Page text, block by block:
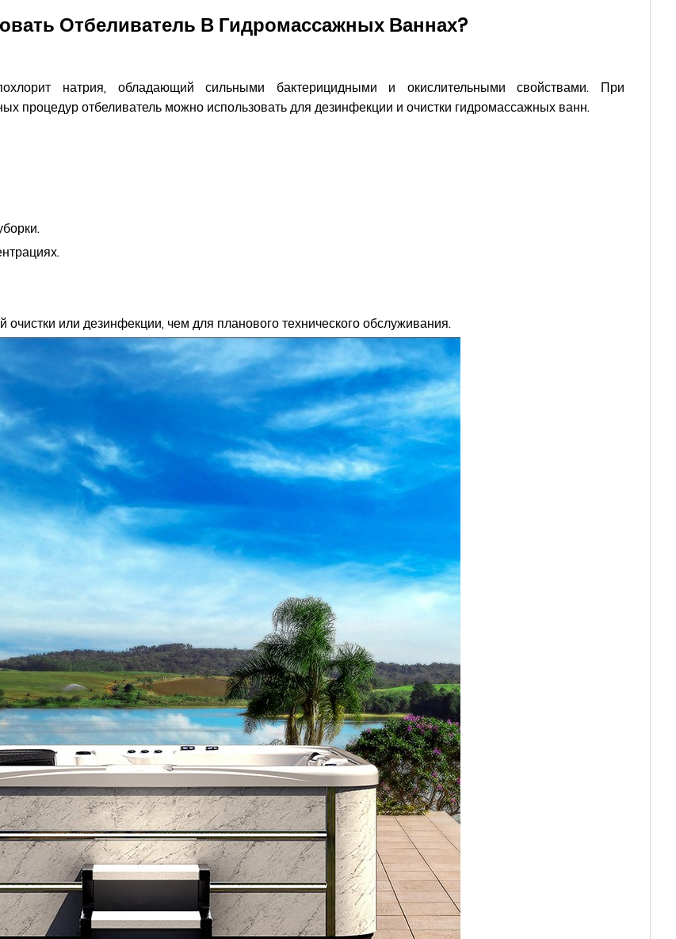
Отбеливатель В Гидромассажных Ваннах?
натрия, обладающий сильными бактерицидными и окислительными свойствами. При
процедур отбеливатель можно использовать для дезинфекции и очистки гидромассажных ванн.
или дезинфекции, чем для планового технического обслуживания.